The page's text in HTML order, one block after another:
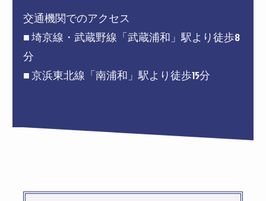
交通機関でのアクセス
■ 埼京線・武蔵野線「武蔵浦和」駅より徒歩8
分
■ 京浜東北線「南浦和」駅より徒歩15分